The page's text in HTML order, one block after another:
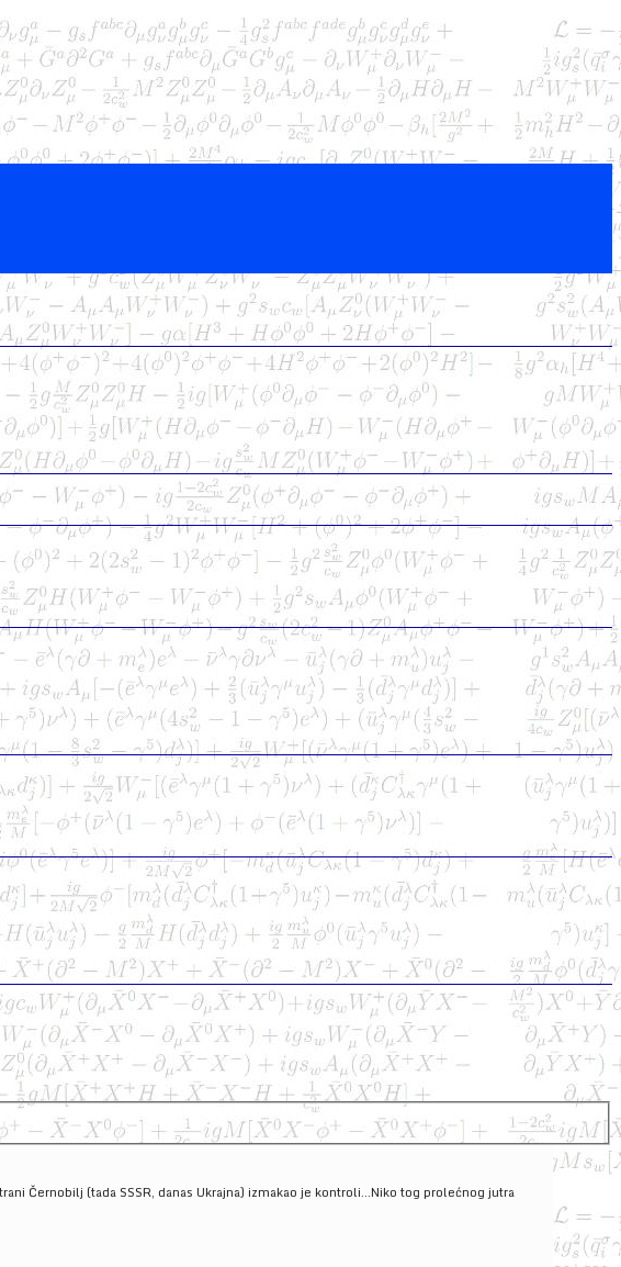
Černobilj (tada SSSR, danas Ukrajna) izmakao je kontroli...Niko tog prolećnog jutra